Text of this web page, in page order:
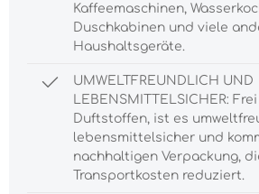
Kaffeemaschinen,
Duschkabinen und viele
Haushaltsgeräte.
UMWELTFREUNDLICH UND
LEBENSMITTELSICHER:
Duftstoffen, ist es
lebensmittelsicher und
nachhaltigen Verpackung,
Transportkosten reduziert.